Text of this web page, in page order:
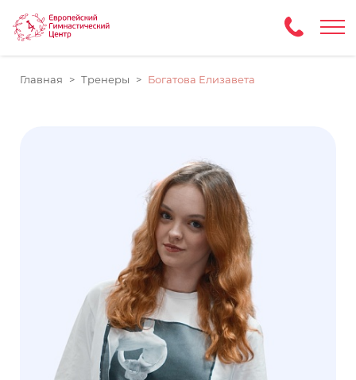
Главная Тренеры Богатова Елизавета